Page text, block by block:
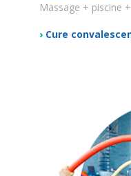
Massage + piscine
›Cure